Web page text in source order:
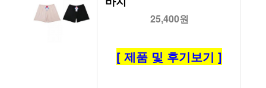
25,400원
[ 제품 및 후기보기 ]